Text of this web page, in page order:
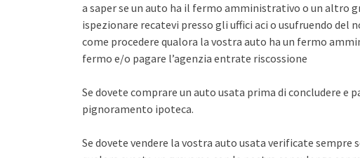
a saper se un auto ha il fermo amministrativo o un altro
ispezionare recatevi presso gli uffici aci o usufruendo del
come procedere qualora la vostra auto ha un fermo
fermo e/o pagare l’agenzia entrate riscossione
Se dovete comprare un auto usata prima di concludere
pignoramento ipoteca.
Se dovete vendere la vostra auto usata verificate